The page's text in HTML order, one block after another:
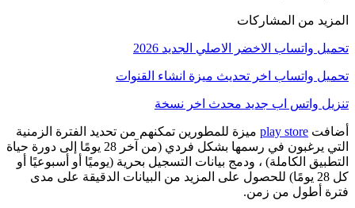
من المشاركات
الاخضر الاصلي الجديد 2026
اخر تحديث ميزة انشاء القنوات
واتس اب جديد محدث اخر نسخة
play storeميزة للمطورين تمكنهم من تحديد الفترة الزمنية
التي يرغبون في رسمها بشكل فردي (من آخر 28 يومًا إلى دورة حياة
الكاملة) ، ودمج بيانات التسجيل بحرية (يوميًا أو أسبوعيًا أو
كل 28 يومًا) للحصول على المزيد من البيانات الدقيقة على مدى
من زمن.